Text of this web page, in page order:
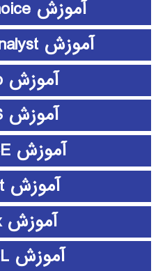
آموزش expert choice
آموزش Frontier Analyst
آموزش github
آموزش HFSS
آموزش HSPICE
آموزش L-Edit
آموزش Latex
آموزش LISREL